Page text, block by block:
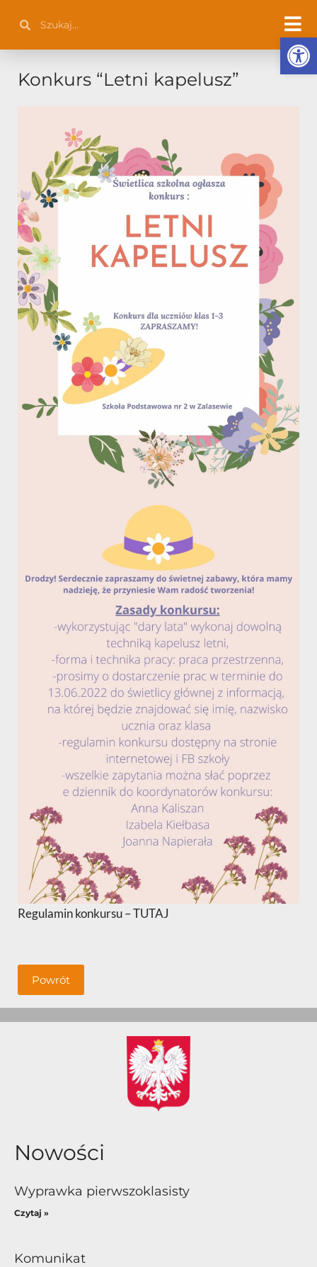
treści
Konkurs “Letni kapelusz”
Regulamin konkursu –TUTAJ
Powrót
Nowości
Wyprawka pierwszoklasisty
Czytaj »
Komunikat